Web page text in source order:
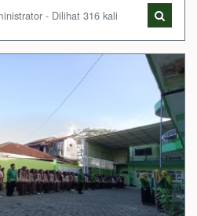
- Dilihat 316 kali